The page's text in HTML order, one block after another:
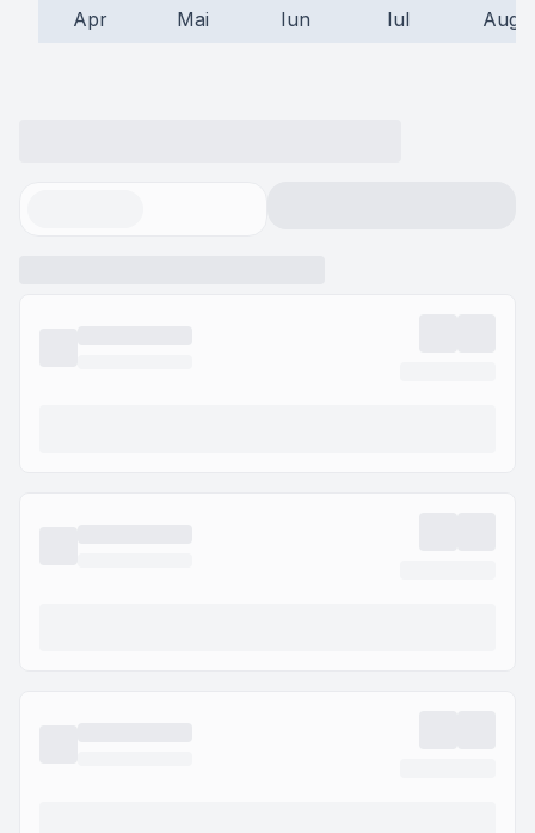
Apr Mai Iun Iul Aug